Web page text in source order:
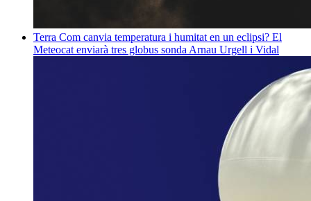
Terra Com canvia temperatura i humitat en un eclipsi? El
Meteocat enviarà tres globus sonda Arnau Urgell i Vidal